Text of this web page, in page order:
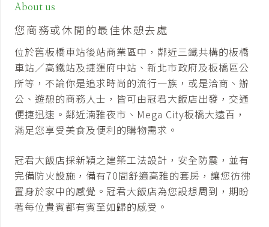
About us
您商務或休閒的最佳休憩去處
位於舊板橋車站後站商業區中，鄰近三鐵共構的板橋
車站／高鐵站及捷運府中站、新北市政府及板橋區公
所等，不論你是追求時尚的流行一族，或是洽商、辦
公、遊憩的商務人士，皆可由冠君大飯店出發，交通
便捷迅速。鄰近湳雅夜市、Mega City板橋大遠百，
滿足您享受美食及便利的購物需求。
冠君大飯店採新穎之建築工法設計，安全防震，並有
完備防火設施，備有70間舒適高雅的套房，讓您彷彿
置身於家中的感覺。冠君大飯店為您設想周到，期盼
著每位貴賓都有賓至如歸的感受。